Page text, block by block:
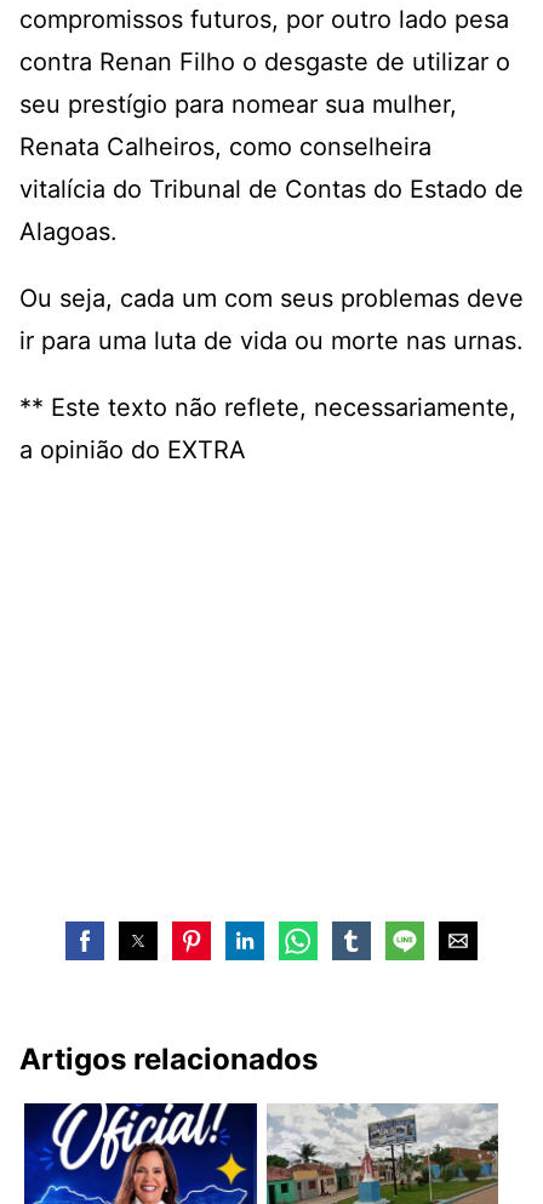
compromissos futuros, por outro lado pesa
contra Renan Filho o desgaste de utilizar o
seu prestígio para nomear sua mulher,
Renata Calheiros, como conselheira
vitalícia do Tribunal de Contas do Estado de
Alagoas.
Ou seja, cada um com seus problemas deve
ir para uma luta de vida ou morte nas urnas.
** Este texto não reflete, necessariamente,
a opinião do EXTRA
Artigos relacionados